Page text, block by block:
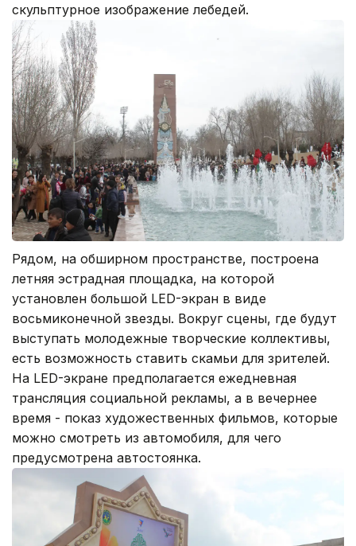
скульптурное изображение лебедей.
Рядом, на обширном пространстве, построена
летняя эстрадная площадка, на которой
установлен большой LED-экран в виде
восьмиконечной звезды. Вокруг сцены, где будут
выступать молодежные творческие коллективы,
есть возможность ставить скамьи для зрителей.
На LED-экране предполагается ежедневная
трансляция социальной рекламы, а в вечернее
время - показ художественных фильмов, которые
можно смотреть из автомобиля, для чего
предусмотрена автостоянка.